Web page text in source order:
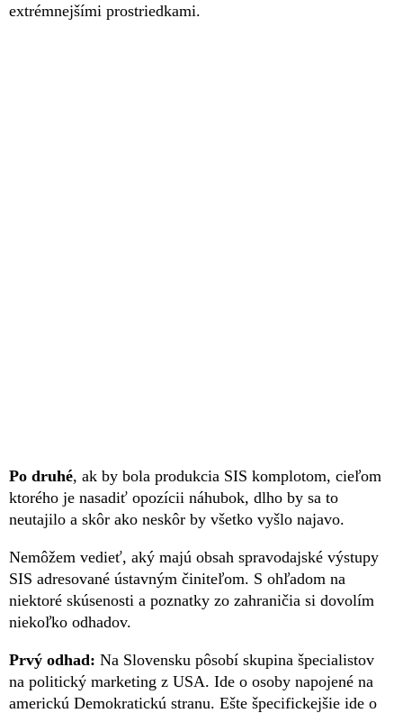
extrémnejšími prostriedkami.
Po druhé, ak by bola produkcia SIS komplotom, cieľom
ktorého je nasadiť opozícii náhubok, dlho by sa to
neutajilo a skôr ako neskôr by všetko vyšlo najavo.
Nemôžem vedieť, aký majú obsah spravodajské výstupy
SIS adresované ústavným činiteľom. S ohľadom na
niektoré skúsenosti a poznatky zo zahraničia si dovolím
niekoľko odhadov.
Prvý odhad: Na Slovensku pôsobí skupina špecialistov
na politický marketing z USA. Ide o osoby napojené na
americkú Demokratickú stranu. Ešte špecifickejšie ide o